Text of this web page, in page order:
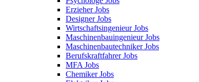
Erzieher Jobs
Designer Jobs
Wirtschaftsingenieur Jobs
Maschinenbauingenieur Jobs
Maschinenbautechniker Jobs
Berufskraftfahrer Jobs
MFA Jobs
Chemiker Jobs